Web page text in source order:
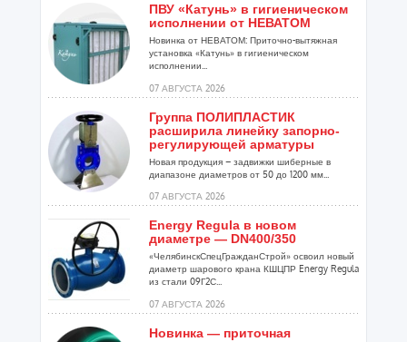
ПВУ «Катунь» в гигиеническом
исполнении от НЕВАТОМ
Новинка от НЕВАТОМ: Приточно-вытяжная
установка «Катунь» в гигиеническом
исполнении...
07 АВГУСТА 2026
Группа ПОЛИПЛАСТИК
расширила линейку запорно-
регулирующей арматуры
Новая продукция – задвижки шиберные в
диапазоне диаметров от 50 до 1200 мм...
07 АВГУСТА 2026
Energy Regula в новом
диаметре — DN400/350
«ЧелябинскСпецГражданСтрой» освоил новый
диаметр шарового крана КШЦПР Energy Regula
из стали 09Г2С...
07 АВГУСТА 2026
Новинка — приточная